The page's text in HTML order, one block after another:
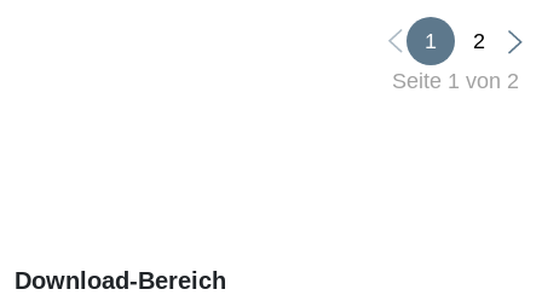
1
2
Seite 1 von 2
Download-Bereich